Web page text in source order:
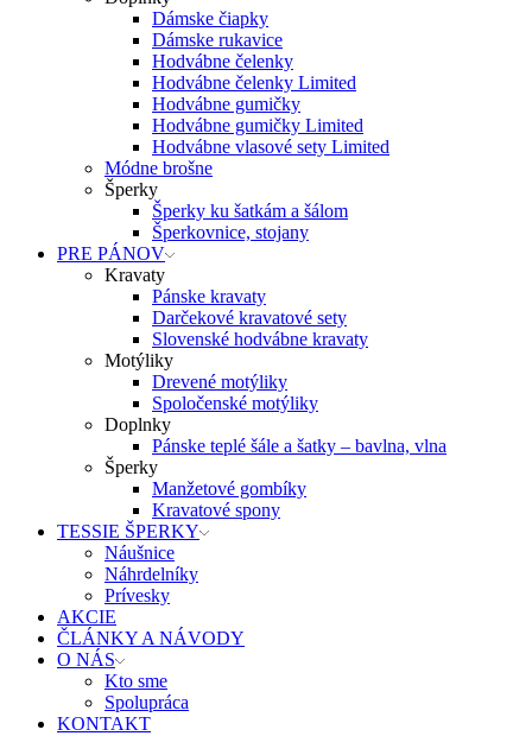
Dámske čiapky
Dámske rukavice
Hodvábne čelenky
Hodvábne čelenky Limited
Hodvábne gumičky
Hodvábne gumičky Limited
Hodvábne vlasové sety Limited
Módne brošne
Šperky
Šperky ku šatkám a šálom
Šperkovnice, stojany
PRE PÁNOV
Kravaty
Pánske kravaty
Darčekové kravatové sety
Slovenské hodvábne kravaty
Motýliky
Drevené motýliky
Spoločenské motýliky
Doplnky
Pánske teplé šále a šatky – bavlna, vlna
Šperky
Manžetové gombíky
Kravatové spony
TESSIE ŠPERKY
Náušnice
Náhrdelníky
Prívesky
AKCIE
ČLÁNKY A NÁVODY
O NÁS
Kto sme
Spolupráca
KONTAKT